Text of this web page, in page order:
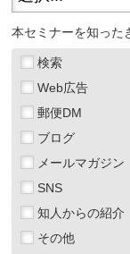
本セミナーを知った
検索
Web広告
郵便DM
ブログ
メールマガジン
SNS
知人からの紹介
その他